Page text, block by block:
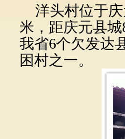
洋头村位于
米，距庆元县城
我省6个欠发达
困村之一。